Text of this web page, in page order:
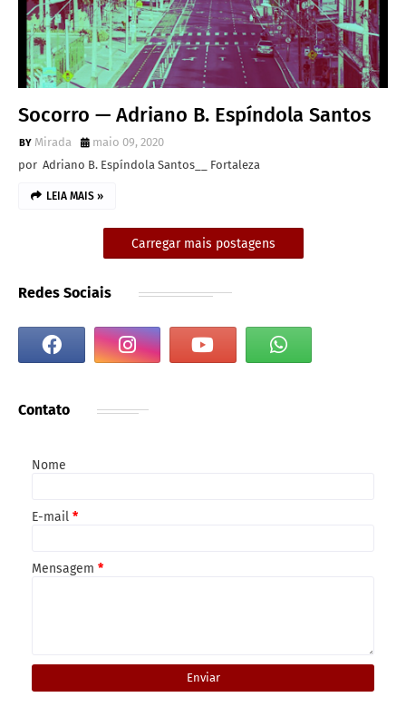
Socorro — Adriano B. Espíndola Santos
Mirada
maio 09, 2020
por Adriano B. Espíndola Santos__ Fortaleza
LEIA MAIS »
Carregar mais postagens
Redes Sociais
Contato
Nome
E-mail *
Mensagem *